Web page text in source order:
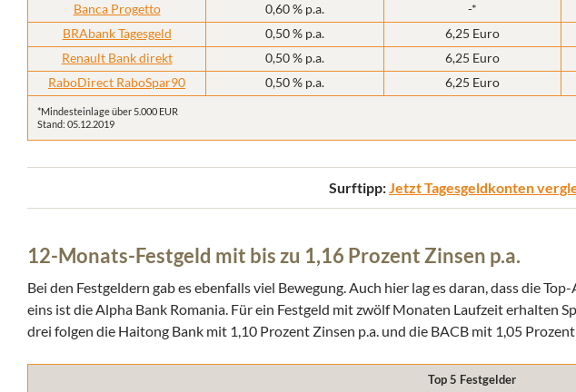
*Mindesteinlage über 5.000 EUR
Stand: 05.12.2019
Banca Progetto
0,60 % p.a. -*
BRAbank Tagesgeld
0,50 % p.a. 6,25 Euro
Renault Bank direkt
0,50 % p.a. 6,25 Euro
RaboDirect RaboSpar90
0,50 % p.a. 6,25 Euro
Surftipp:Jetzt Tagesgeldkonten
12-Monats-Festgeld mit bis zu 1,16 Prozent Zinsen p.a.
Bei den Festgeldern gab es ebenfalls viel Bewegung. Auch hier lag es daran, dass die
eins ist die Alpha Bank Romania. Für ein Festgeld mit zwölf Monaten Laufzeit erhalten
drei folgen die Haitong Bank mit 1,10 Prozent Zinsen p.a. und die BACB mit 1,05
Top 5 Festgelder